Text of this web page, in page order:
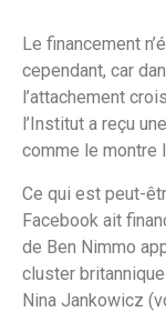
Le financement
cependant, car
l’attachement
l’Institut a reçu
comme le montre
Ce qui est peut-
Facebook ait
de Ben Nimmo
cluster
Nina Jankowicz